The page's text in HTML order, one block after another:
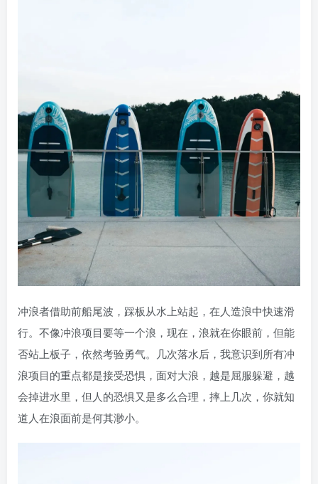
冲浪者借助前船尾波，踩板从水上站起，在人造浪中快速滑
行。不像冲浪项目要等一个浪，现在，浪就在你眼前，但能
否站上板子，依然考验勇气。几次落水后，我意识到所有冲
浪项目的重点都是接受恐惧，面对大浪，越是屈服躲避，越
会掉进水里，但人的恐惧又是多么合理，摔上几次，你就知
道人在浪面前是何其渺小。